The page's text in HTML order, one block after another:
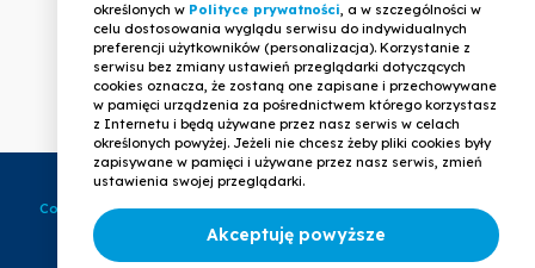
Copyright © 2022 Regionalne Centrum Polityki Społecznej w Łodzi |
Wszelkie prawa zastrzeżone!
projekt i realizacja:kambit.pl
określonych w Polityce prywatności, a w szczególności w
celu dostosowania wyglądu serwisu do indywidualnych
preferencji użytkowników (personalizacja). Korzystanie z
serwisu bez zmiany ustawień przeglądarki dotyczących
cookies oznacza, że zostaną one zapisane i przechowywane
w pamięci urządzenia za pośrednictwem którego korzystasz
z Internetu i będą używane przez nasz serwis w celach
określonych powyżej. Jeżeli nie chcesz żeby pliki cookies były
zapisywane w pamięci i używane przez nasz serwis, zmień
ustawienia swojej przeglądarki.
Akceptuję powyższe